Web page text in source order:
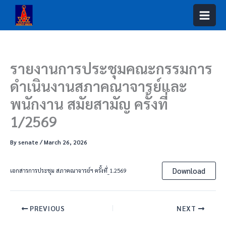
content
รายงานการประชุมคณะกรรมการ
ดำเนินงานสภาคณาจารย์และ
พนักงาน สมัยสามัญ ครั้งที่
1/2569
Bysenate /March 26, 2026
เอกสารการประชุม สภาคณาจารย์ฯ ครั้งที่_1.2569 Download
PREVIOUS NEXT